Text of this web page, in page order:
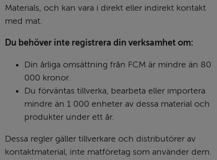
Materials, och kan vara i direkt eller indirekt kontakt
med mat.
Du behöver inte registrera din verksamhet om:
Din årliga omsättning från FCM är mindre än 80
000 kronor.
Du förväntas tillverka, bearbeta eller importera
mindre än 1 000 enheter av dessa material och
produkter under ett år.
Dessa regler gäller tillverkare och distributörer av
kontaktmaterial, inte matföretag som använder dem.